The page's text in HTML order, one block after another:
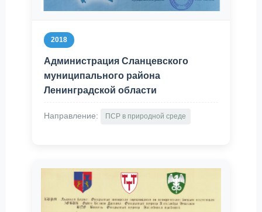
2018
Администрация Сланцевского
муниципального района
Ленинградской области
Направление: ПСР в природной среде